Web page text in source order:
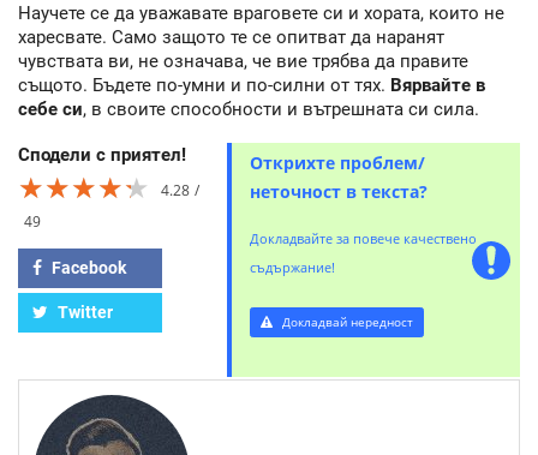
Научете се да уважавате враговете си и хората, които не
харесвате. Само защото те се опитват да наранят
чувствата ви, не означава, че вие трябва да правите
същото. Бъдете по-умни и по-силни от тях. Вярвайте в
себе си, в своите способности и вътрешната си сила.
Сподели с приятел!
★★★★★
★★★★★
★★★★★
4.28
49
Facebook
Twitter
Открихте проблем/
неточност в текста?
Докладвайте за повече качествено
съдържание!
Докладвай нередност